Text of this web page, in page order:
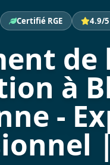
Certifié RGE 4.9/
de
à
-